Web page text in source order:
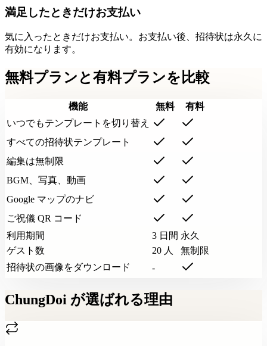
満足したときだけお支払い
気に入ったときだけお支払い。お支払い後、招待状は永久に
有効になります。
無料プランと有料プランを比較
機能 無料
有料
いつでもテンプレートを切り替え
すべての招待状テンプレート
編集は無制限
BGM、写真、動画
Google マップのナビ
ご祝儀 QR コード
利用期間
3 日間 永久
ゲスト数
20 人
無制限
招待状の画像をダウンロード
-
ChungDoi が選ばれる理由